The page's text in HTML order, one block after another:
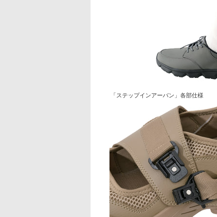
「ステップインアーバン」各部仕様